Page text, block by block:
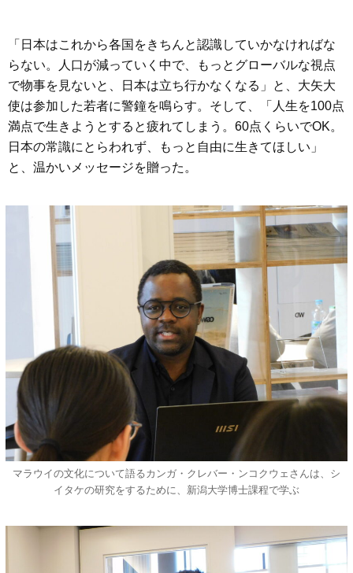
「日本はこれから各国をきちんと認識していかなければな
らない。人口が減っていく中で、もっとグローバルな視点
で物事を見ないと、日本は立ち行かなくなる」と、大矢大
使は参加した若者に警鐘を鳴らす。そして、「人生を100点
満点で生きようとすると疲れてしまう。60点くらいでOK。
日本の常識にとらわれず、もっと自由に生きてほしい」
と、温かいメッセージを贈った。
マラウイの文化について語るカンガ・クレバー・ンコクウェさんは、シ
イタケの研究をするために、新潟大学博士課程で学ぶ